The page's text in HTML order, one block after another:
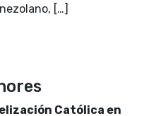
[…]
Católica en